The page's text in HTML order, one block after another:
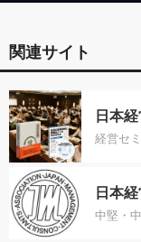
関連サイト
日本
経営セ
日本
中堅・